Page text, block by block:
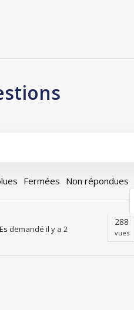
Fermées Non répondues
demandé il y a 2
288
vues